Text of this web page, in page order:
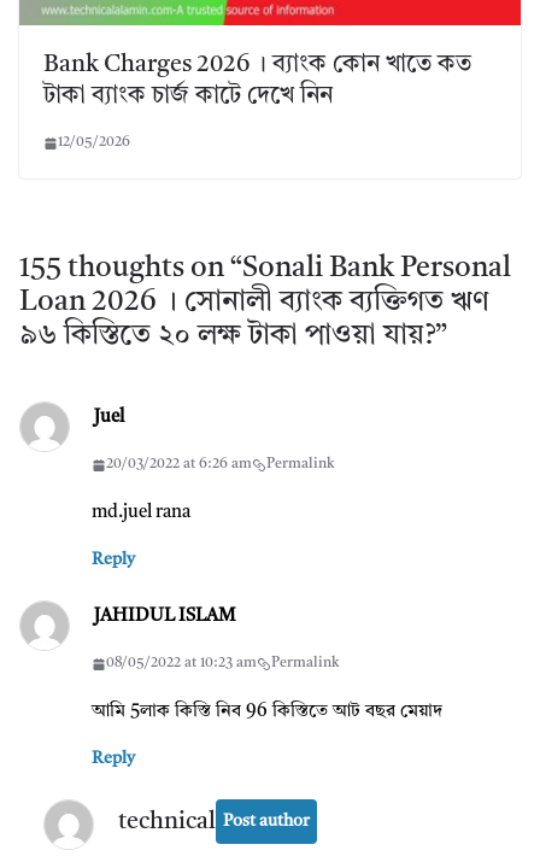
Bank Charges 2026 । ব্যাংক কোন খাতে কত
টাকা ব্যাংক চার্জ কাটে দেখে নিন
12/05/2026
155 thoughts on “Sonali Bank Personal
Loan 2026 । সোনালী ব্যাংক ব্যক্তিগত ঋণ
৯৬ কিস্তিতে ২০ লক্ষ টাকা পাওয়া যায়?”
Juel
20/03/2022 at 6:26 am Permalink
md.juel rana
Reply
JAHIDUL ISLAM
08/05/2022 at 10:23 am Permalink
আমি 5লাক কিস্তি নিব 96 কিস্তিতে আট বছর মেয়াদ
Reply
technical Post author